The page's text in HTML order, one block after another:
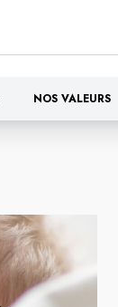
NOS VALEURS